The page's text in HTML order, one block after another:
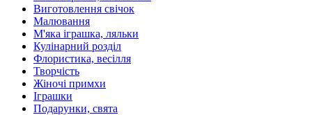
Виготовлення свічок
Малювання
М'яка іграшка, ляльки
Кулінарний розділ
Флористика, весілля
Творчість
Жіночі примхи
Іграшки
Подарунки, свята